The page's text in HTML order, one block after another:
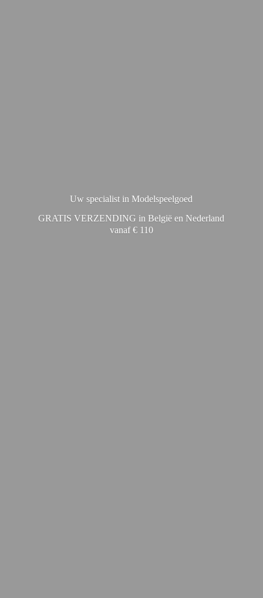
Uw specialist in Modelspeelgoed
GRATIS VERZENDING in België en Nederland
vanaf € 110